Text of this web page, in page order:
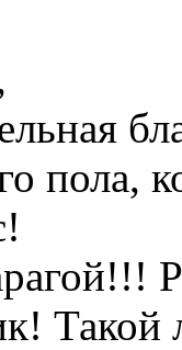
пола,